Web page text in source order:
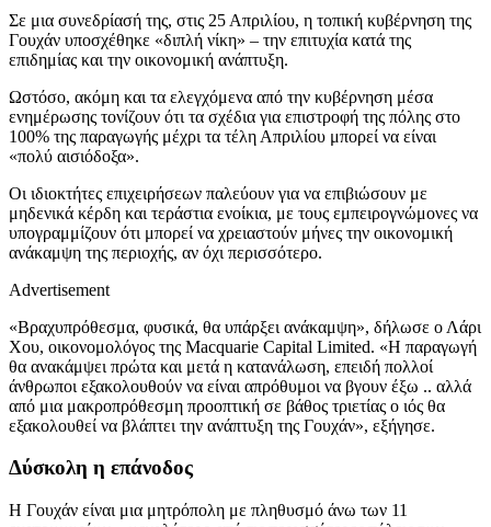
Σε μια συνεδρίασή της, στις 25 Απριλίου, η τοπική κυβέρνηση της
Γουχάν υποσχέθηκε «διπλή νίκη» – την επιτυχία κατά της
επιδημίας και την οικονομική ανάπτυξη.
Ωστόσο, ακόμη και τα ελεγχόμενα από την κυβέρνηση μέσα
ενημέρωσης τονίζουν ότι τα σχέδια για επιστροφή της πόλης στο
100% της παραγωγής μέχρι τα τέλη Απριλίου μπορεί να είναι
«πολύ αισιόδοξα».
Οι ιδιοκτήτες επιχειρήσεων παλεύουν για να επιβιώσουν με
μηδενικά κέρδη και τεράστια ενοίκια, με τους εμπειρογνώμονες να
υπογραμμίζουν ότι μπορεί να χρειαστούν μήνες την οικονομική
ανάκαμψη της περιοχής, αν όχι περισσότερο.
Advertisement
«Βραχυπρόθεσμα, φυσικά, θα υπάρξει ανάκαμψη», δήλωσε ο Λάρι
Χου, οικονομολόγος της Macquarie Capital Limited. «Η παραγωγή
θα ανακάμψει πρώτα και μετά η κατανάλωση, επειδή πολλοί
άνθρωποι εξακολουθούν να είναι απρόθυμοι να βγουν έξω .. αλλά
από μια μακροπρόθεσμη προοπτική σε βάθος τριετίας ο ιός θα
εξακολουθεί να βλάπτει την ανάπτυξη της Γουχάν», εξήγησε.
Δύσκολη η επάνοδος
Η Γουχάν είναι μια μητρόπολη με πληθυσμό άνω των 11